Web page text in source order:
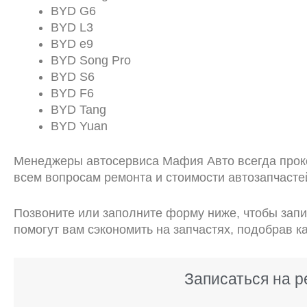
BYD G6
BYD L3
BYD e9
BYD Song Pro
BYD S6
BYD F6
BYD Tang
BYD Yuan
Менеджеры автосервиса Мафия Авто всегда
всем вопросам ремонта и стоимости
Позвоните или заполните форму ниже, чтобы
помогут вам сэкономить на запчастях, подобрав
Записаться на